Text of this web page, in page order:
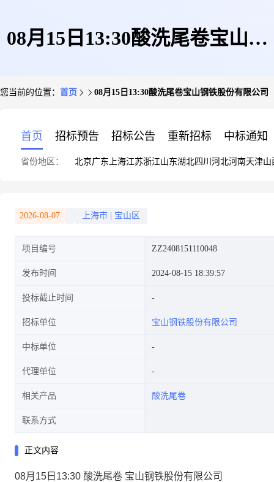
08月15日13:30酸洗尾卷宝山钢
您当前的位置： 首页 08月15日13:30酸洗尾卷宝山钢铁股份有限公司
首页 招标预告 招标公告 重新招标 中标通知
省份地区： 北京广东 上海江苏浙江山东湖北四川 河北河南天津山
2026-08-07 上海市 宝山区
项目编号 ZZ2408151110048
发布时间 2024-08-15 18:39:57
投标截止时间
招标单位 宝山钢铁股份有限公司
中标单位
代理单位
相关产品 酸洗尾卷
联系方式
正文内容
08月15日13:30 酸洗尾卷 宝山钢铁股份有限公司